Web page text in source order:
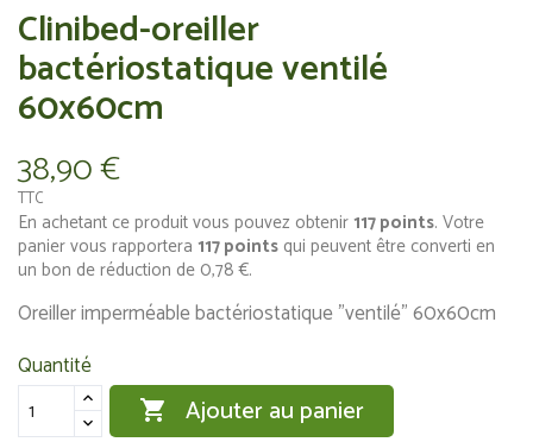
Clinibed-oreiller
bactériostatique ventilé
60x60cm
38,90 €
TTC
En achetant ce produit vous pouvez obtenir117points. Votre
panier vous rapportera 117points qui peuvent être converti en
un bon de réduction de 0,78 €.
Oreiller imperméable bactériostatique "ventilé" 60x60cm
Quantité
 Ajouter au panier